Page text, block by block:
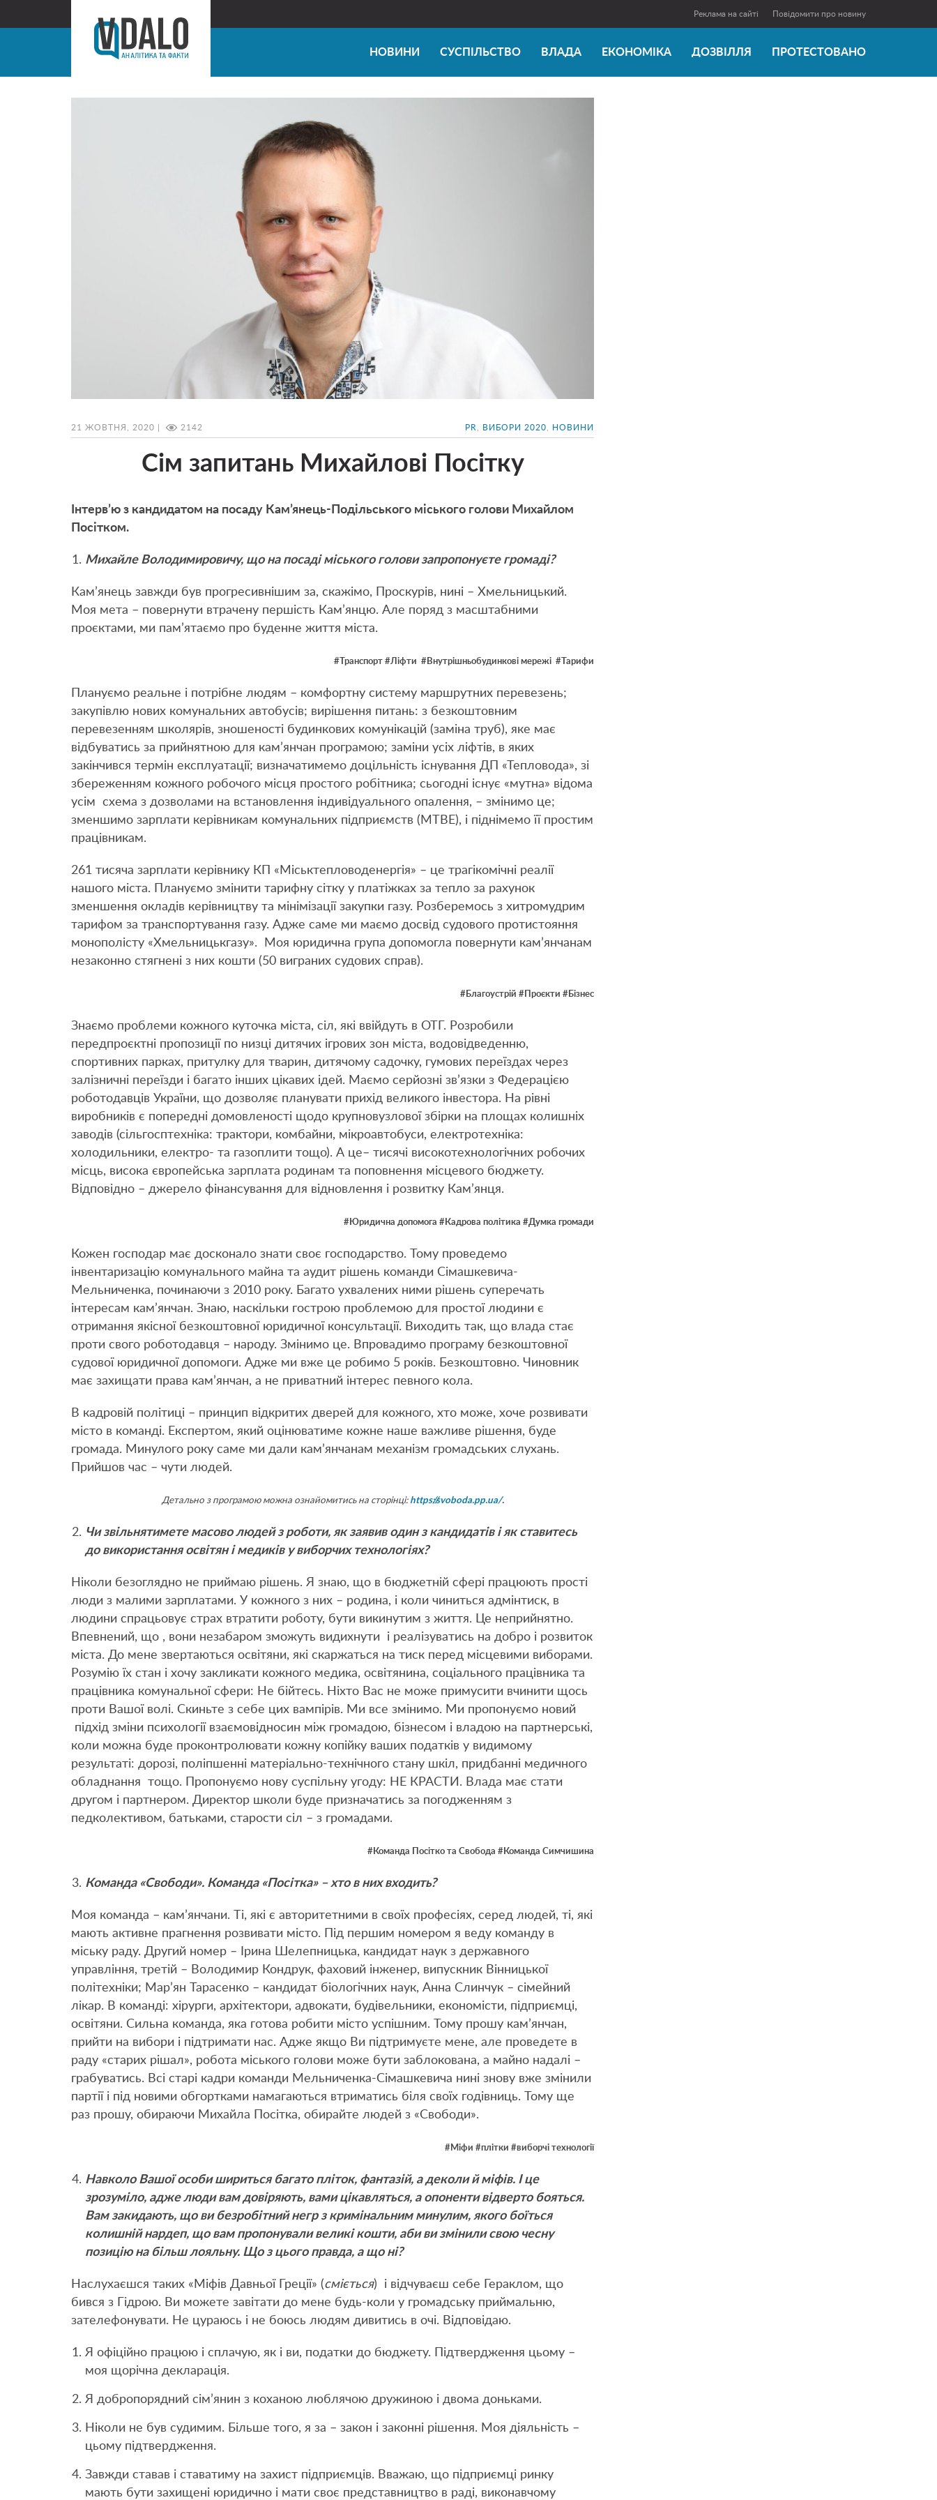
Реклама на сайті Повідомити про новину
НОВИНИ СУСПІЛЬСТВО ВЛАДА ЕКОНОМІКА ДОЗВІЛЛЯ ПРОТЕСТОВАНО
21 ЖОВТНЯ, 2020 | 2142 PR ВИБОРИ 2020 НОВИНИ
Сім запитань Михайлові Посітку
Інтерв’ю з кандидатом на посаду Кам’янець-Подільського міського голови Михайлом
Посітком.
Михайле Володимировичу, що на посаді міського голови запропонуєте громаді?
Кам’янець завжди був прогресивнішим за, скажімо, Проскурів, нині – Хмельницький.
Моя мета – повернути втрачену першість Кам’янцю. Але поряд з масштабними
проєктами, ми пам’ятаємо про буденне життя міста.
#Транспорт #Ліфти #Внутрішньобудинкові мережі #Тарифи
Плануємо реальне і потрібне людям – комфортну систему маршрутних перевезень;
закупівлю нових комунальних автобусів; вирішення питань: з безкоштовним
перевезенням школярів, зношеності будинкових комунікацій (заміна труб), яке має
відбуватись за прийнятною для кам’янчан програмою; заміни усіх ліфтів, в яких
закінчився термін експлуатації; визначатимемо доцільність існування ДП «Тепловода», зі
збереженням кожного робочого місця простого робітника; сьогодні існує «мутна» відома
усім схема з дозволами на встановлення індивідуального опалення, – змінимо це;
зменшимо зарплати керівникам комунальних підприємств (МТВЕ), і піднімемо її простим
працівникам.
261 тисяча зарплати керівнику КП «Міськтепловоденергія» – це трагікомічні реалії
нашого міста. Плануємо змінити тарифну сітку у платіжках за тепло за рахунок
зменшення окладів керівництву та мінімізації закупки газу. Розберемось з хитромудрим
тарифом за транспортування газу. Адже саме ми маємо досвід судового протистояння
монополісту «Хмельницькгазу». Моя юридична група допомогла повернути кам’янчанам
незаконно стягнені з них кошти (50 виграних судових справ).
#Благоустрій # Проєкти #Бізнес
Знаємо проблеми кожного куточка міста, сіл, які ввійдуть в ОТГ. Розробили
передпроєктні пропозиції по низці дитячих ігрових зон міста, водовідведенню,
спортивних парках, притулку для тварин, дитячому садочку, гумових переїздах через
залізничні переїзди і багато інших цікавих ідей. Маємо серйозні зв’язки з Федерацією
роботодавців України, що дозволяє планувати прихід великого інвестора. На рівні
виробників є попередні домовленості щодо крупновузлової збірки на площах колишніх
заводів (сільгосптехніка: трактори, комбайни, мікроавтобуси, електротехніка:
холодильники, електро- та газоплити тощо). А це– тисячі високотехнологічних робочих
місць, висока європейська зарплата родинам та поповнення місцевого бюджету.
Відповідно – джерело фінансування для відновлення і розвитку Кам’янця.
#Юридична допомога #Кадрова політика #Думка громади
Кожен господар має досконало знати своє господарство. Тому проведемо
інвентаризацію комунального майна та аудит рішень команди Сімашкевича-
Мельниченка, починаючи з 2010 року. Багато ухвалених ними рішень суперечать
інтересам кам’янчан. Знаю, наскільки гострою проблемою для простої людини є
отримання якісної безкоштовної юридичної консультації. Виходить так, що влада стає
проти свого роботодавця – народу. Змінимо це. Впровадимо програму безкоштовної
судової юридичної допомоги. Адже ми вже це робимо 5 років. Безкоштовно. Чиновник
має захищати права кам’янчан, а не приватний інтерес певного кола.
В кадровій політиці – принцип відкритих дверей для кожного, хто може, хоче розвивати
місто в команді. Експертом, який оцінюватиме кожне наше важливе рішення, буде
громада. Минулого року саме ми дали кам’янчанам механізм громадських слухань.
Прийшов час – чути людей.
Детально з програмою можна ознайомитись на сторінці: https://svoboda.pp.ua/.
Чи звільнятимете масово людей з роботи, як заявив один з кандидатів і як ставитесь
до використання освітян і медиків у виборчих технологіях?
Ніколи безоглядно не приймаю рішень. Я знаю, що в бюджетній сфері працюють прості
люди з малими зарплатами. У кожного з них – родина, і коли чиниться адмінтиск, в
людини спрацьовує страх втратити роботу, бути викинутим з життя. Це неприйнятно.
Впевнений, що , вони незабаром зможуть видихнути і реалізуватись на добро і розвиток
міста. До мене звертаються освітяни, які скаржаться на тиск перед місцевими виборами.
Розумію їх стан і хочу закликати кожного медика, освітянина, соціального працівника та
працівника комунальної сфери: Не бійтесь. Ніхто Вас не може примусити вчинити щось
проти Вашої волі. Скиньте з себе цих вампірів. Ми все змінимо. Ми пропонуємо новий
підхід зміни психології взаємовідносин між громадою, бізнесом і владою на партнерські,
коли можна буде проконтролювати кожну копійку ваших податків у видимому
результаті: дорозі, поліпшенні матеріально-технічного стану шкіл, придбанні медичного
обладнання тощо. Пропонуємо нову суспільну угоду: НЕ КРАСТИ. Влада має стати
другом і партнером. Директор школи буде призначатись за погодженням з
педколективом, батьками, старости сіл – з громадами.
#Команда Посітко та Свобода #Команда Симчишина
Команда «Свободи». Команда «Посітка» – хто в них входить?
Моя команда – кам’янчани. Ті, які є авторитетними в своїх професіях, серед людей, ті, які
мають активне прагнення розвивати місто. Під першим номером я веду команду в
міську раду. Другий номер – Ірина Шелепницька, кандидат наук з державного
управління, третій – Володимир Кондрук, фаховий інженер, випускник Вінницької
політехніки; Мар’ян Тарасенко – кандидат біологічних наук, Анна Слинчук – сімейний
лікар. В команді: хірурги, архітектори, адвокати, будівельники, економісти, підприємці,
освітяни. Сильна команда, яка готова робити місто успішним. Тому прошу кам’янчан,
прийти на вибори і підтримати нас. Адже якщо Ви підтримуєте мене, але проведете в
раду «старих рішал», робота міського голови може бути заблокована, а майно надалі –
грабуватись. Всі старі кадри команди Мельниченка-Сімашкевича нині знову вже змінили
партії і під новими обгортками намагаються втриматись біля своїх годівниць. Тому ще
раз прошу, обираючи Михайла Посітка, обирайте людей з «Свободи».
#Міфи #плітки #виборчі технології
Навколо Вашої особи шириться багато пліток, фантазій, а деколи й міфів. І це
зрозуміло, адже люди вам довіряють, вами цікавляться, а опоненти відверто бояться.
Вам закидають, що ви безробітний негр з кримінальним минулим, якого боїться
колишній нардеп, що вам пропонували великі кошти, аби ви змінили свою чесну
позицію на більш лояльну. Що з цього правда, а що ні?
Наслухаєшся таких «Міфів Давньої Греції» (сміється) і відчуваєш себе Гераклом, що
бився з Гідрою. Ви можете завітати до мене будь-коли у громадську приймальню,
зателефонувати. Не цураюсь і не боюсь людям дивитись в очі. Відповідаю.
Я офіційно працюю і сплачую, як і ви, податки до бюджету. Підтвердження цьому –
моя щорічна декларація.
Я добропорядний сім’янин з коханою люблячою дружиною і двома доньками.
Ніколи не був судимим. Більше того, я за – закон і законні рішення. Моя діяльність –
цьому підтвердження.
Завжди ставав і ставатиму на захист підприємців. Вважаю, що підприємці ринку
мають бути захищені юридично і мати своє представництво в раді, виконавчому